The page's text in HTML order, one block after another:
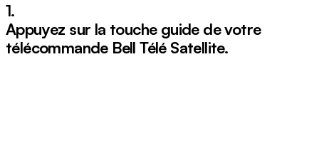
1.
Appuyez sur la touche guidede votre
télécommande Bell Télé Satellite.